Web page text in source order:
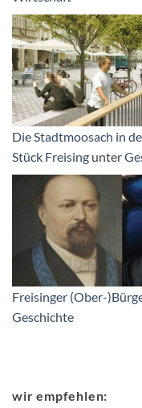
Die Stadtmoosach in
Stück Freising unter
Freisinger (Ober-
Geschichte
wir empfehlen: